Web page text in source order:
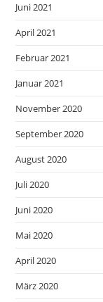
Juni 2021
April 2021
Februar 2021
Januar 2021
November 2020
September 2020
August 2020
Juli 2020
Juni 2020
Mai 2020
April 2020
März 2020